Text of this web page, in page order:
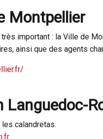
Montpellier
important : la Ville de
ainsi que des agents
Languedoc-
calandretas.